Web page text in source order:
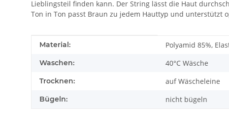
Lieblingsteil finden kann. Der String lässt die Haut
Ton in Ton passt Braun zu jedem Hauttyp und unterstützt
Produkteigenschaft
Wert
Material: Polyamid 85%,
Waschen: 40°C Wäsche
Trocknen: auf Wäscheleine
Bügeln: nicht bügeln